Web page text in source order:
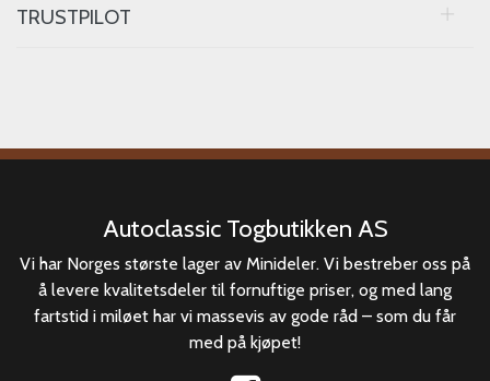
TRUSTPILOT
Autoclassic Togbutikken AS
Vi har Norges største lager av Minideler. Vi bestreber oss på
å levere kvalitetsdeler til fornuftige priser, og med lang
fartstid i miløet har vi massevis av gode råd – som du får
med på kjøpet!